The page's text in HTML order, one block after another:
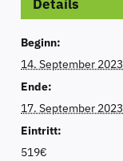
Details
Beginn:
14. September 2023
Ende:
17. September 2023
Eintritt:
519€